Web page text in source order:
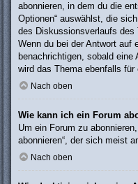
abonnieren, in dem du die
Optionen“ auswählst, die
des Diskussionsverlaufs des
Wenn du bei der Antwort auf
benachrichtigen, sobald eine
wird das Thema ebenfalls für
Nach oben
Wie kann ich ein Forum
Um ein Forum zu
abonnieren“, der sich meist
Nach oben